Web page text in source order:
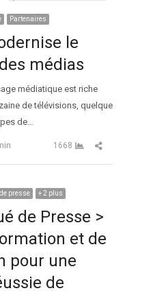
Partenaires
le
médias
médiatique est riche
de télévisions, quelque
de…
1668 Partager cet
presse + 2 plus
de Presse >
et de
pour une
de